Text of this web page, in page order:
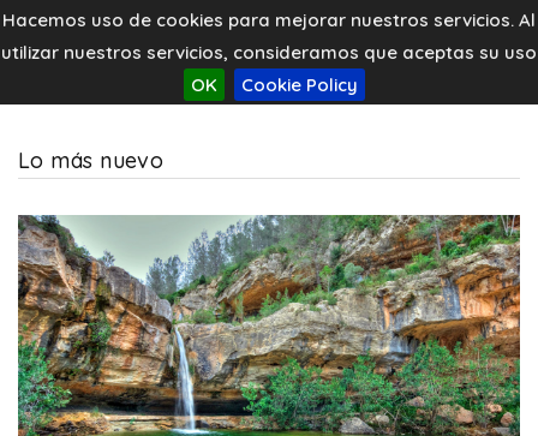
Hacemos uso de cookies para mejorar nuestros servicios. Al
utilizar nuestros servicios, consideramos que aceptas su uso
OK
Cookie Policy
Lo más nuevo